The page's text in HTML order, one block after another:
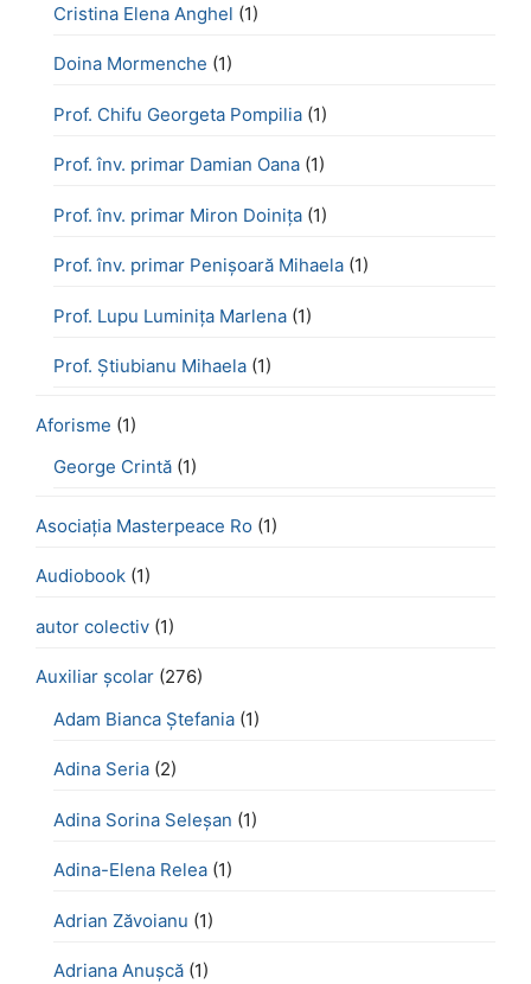
Cristina Elena Anghel (1)
Doina Mormenche (1)
Prof. Chifu Georgeta Pompilia (1)
Prof. înv. primar Damian Oana (1)
Prof. înv. primar Miron Doinița (1)
Prof. înv. primar Penișoară Mihaela (1)
Prof. Lupu Luminița Marlena (1)
Prof. Știubianu Mihaela (1)
Aforisme (1)
George Crintă (1)
Asociația Masterpeace Ro (1)
Audiobook (1)
autor colectiv (1)
Auxiliar școlar (276)
Adam Bianca Ștefania (1)
Adina Seria (2)
Adina Sorina Seleșan (1)
Adina-Elena Relea (1)
Adrian Zăvoianu (1)
Adriana Anușcă (1)